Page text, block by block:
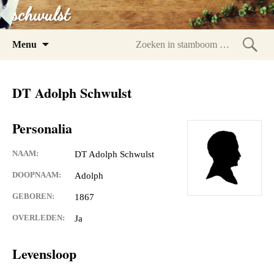
schwulst
Menu
DT Adolph Schwulst
Personalia
NAAM: DT Adolph Schwulst
DOOPNAAM: Adolph
GEBOREN: 1867
OVERLEDEN: Ja
Levensloop